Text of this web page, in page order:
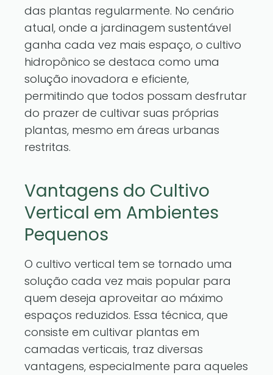
das plantas regularmente. No cenário
atual, onde a jardinagem sustentável
ganha cada vez mais espaço, o cultivo
hidropônico se destaca como uma
solução inovadora e eficiente,
permitindo que todos possam desfrutar
do prazer de cultivar suas próprias
plantas, mesmo em áreas urbanas
restritas.
Vantagens do Cultivo
Vertical em Ambientes
Pequenos
O cultivo vertical tem se tornado uma
solução cada vez mais popular para
quem deseja aproveitar ao máximo
espaços reduzidos. Essa técnica, que
consiste em cultivar plantas em
camadas verticais, traz diversas
vantagens, especialmente para aqueles